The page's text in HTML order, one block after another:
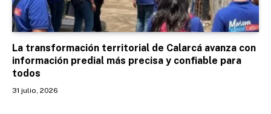
La transformación territorial de Calarcá avanza con
información predial más precisa y confiable para
todos
31 julio, 2026